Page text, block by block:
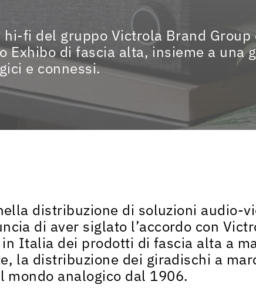
hi-fi del gruppo Victrola Brand
Exhibo di fascia alta, insieme a una
e connessi.
distribuzione di soluzioni audio-
di aver siglato l’accordo con
Italia dei prodotti di fascia alta a
la distribuzione dei giradischi a
mondo analogico dal 1906.